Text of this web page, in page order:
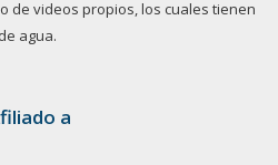
de videos propios, los cuales tienen
agua.
a